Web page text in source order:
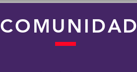
COMUNIDAD